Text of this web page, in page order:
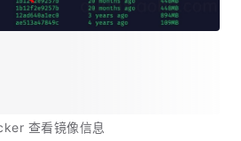
查看镜像信息